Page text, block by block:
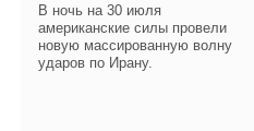
В ночь на 30 июля
американские силы провели
новую массированную волну
ударов по Ирану.